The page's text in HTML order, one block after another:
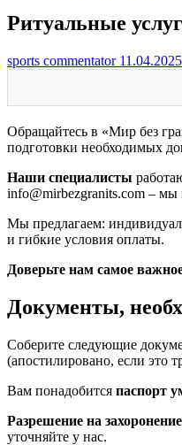
Ритуальные
sports commentator 11.04.2025
Обращайтесь в «Мир без
подготовки необходимых
Наши специалисты
info@mirbezgranits.com –
Мы предлагаем:
и гибкие условия оплаты.
Доверьте нам самое
Документы,
Соберите следующие
(апостилировано, если это
Вам понадобится паспорт
Разрешение на захоронение
уточняйте у нас.